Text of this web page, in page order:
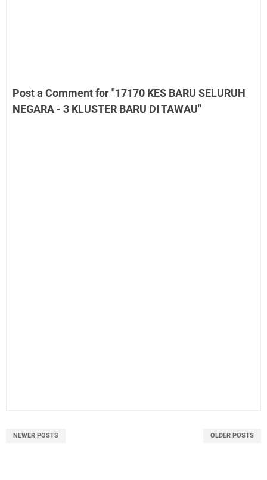
Post a Comment for "17170 KES BARU SELURUH
NEGARA - 3 KLUSTER BARU DI TAWAU"
NEWER POSTS OLDER POSTS